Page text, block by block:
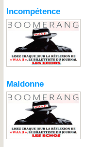
Incompétence
Maldonne